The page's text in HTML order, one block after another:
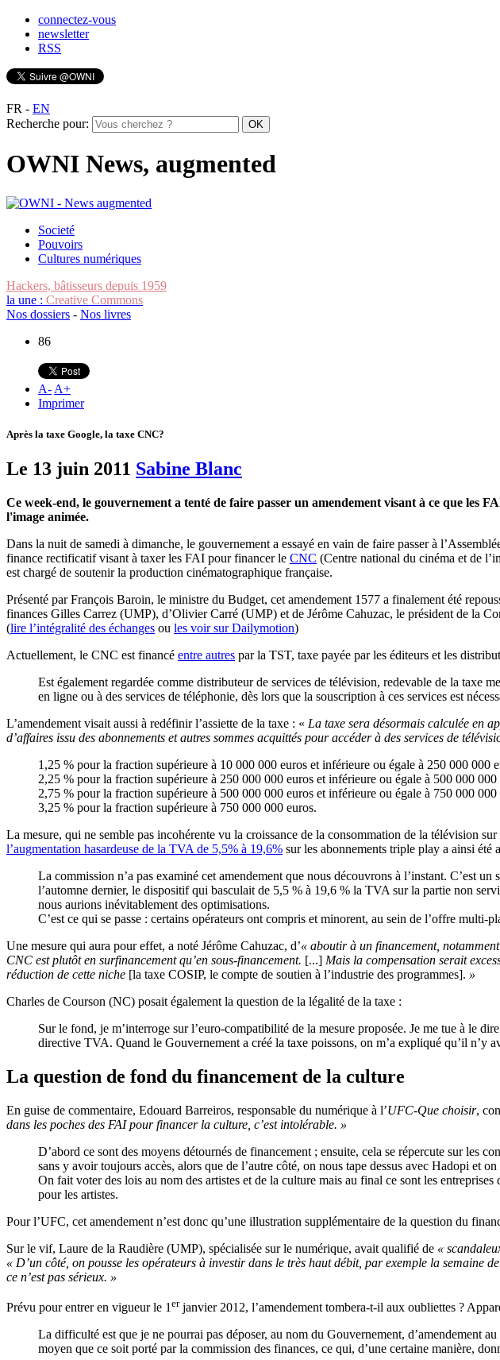
connectez-vous
newsletter
RSS
FR - EN
Recherche pour:
OWNI News, augmented
Societé
Pouvoirs
Cultures numériques
Hackers, bâtisseurs depuis 1959
la une : Creative Commons
Nos dossiers - Nos livres
86
A- A+
Imprimer
Après la taxe Google, la taxe CNC?
Le 13 juin 2011 Sabine Blanc
Ce week-end, le gouvernement a tenté de faire passer un amendement visant à ce que les
l'image animée.
Dans la nuit de samedi à dimanche, le gouvernement a essayé en vain de faire passer à
finance rectificatif visant à taxer les FAI pour financer le CNC (Centre national du cinéma et de
est chargé de soutenir la production cinématographique française.
Présenté par François Baroin, le ministre du Budget, cet amendement 1577 a finalement été
finances Gilles Carrez (UMP), d’Olivier Carré (UMP) et de Jérôme Cahuzac, le président de la
(lire l’intégralité des échanges ou les voir sur Dailymotion)
Actuellement, le CNC est financé entre autres par la TST, taxe payée par les éditeurs et les
Est également regardée comme distributeur de services de télévision, redevable de la taxe
en ligne ou à des services de téléphonie, dès lors que la souscription à ces services est
L’amendement visait aussi à redéfinir l’assiette de la taxe : « La taxe sera désormais calculée en
d’affaires issu des abonnements et autres sommes acquittés pour accéder à des services de
1,25 % pour la fraction supérieure à 10 000 000 euros et inférieure ou égale à 250 000 000
2,25 % pour la fraction supérieure à 250 000 000 euros et inférieure ou égale à 500 000 000
2,75 % pour la fraction supérieure à 500 000 000 euros et inférieure ou égale à 750 000 000
3,25 % pour la fraction supérieure à 750 000 000 euros.
La mesure, qui ne semble pas incohérente vu la croissance de la consommation de la télévision
l’augmentation hasardeuse de la TVA de 5,5% à 19,6% sur les abonnements triple play a ainsi
La commission n’a pas examiné cet amendement que nous découvrons à l’instant. C’est
l’automne dernier, le dispositif qui basculait de 5,5 % à 19,6 % la TVA sur la partie non
nous aurions inévitablement des optimisations.
C’est ce qui se passe : certains opérateurs ont compris et minorent, au sein de l’offre multi-
Une mesure qui aura pour effet, a noté Jérôme Cahuzac, d’« aboutir à un financement,
CNC est plutôt en surfinancement qu’en sous-financement. [...] Mais la compensation serait
réduction de cette niche [la taxe COSIP, le compte de soutien à l’industrie des programmes]. »
Charles de Courson (NC) posait également la question de la légalité de la taxe :
Sur le fond, je m’interroge sur l’euro-compatibilité de la mesure proposée. Je me tue à le
directive TVA. Quand le Gouvernement a créé la taxe poissons, on m’a expliqué qu’il n’y
La question de fond du financement de la culture
En guise de commentaire, Edouard Barreiros, responsable du numérique à l’UFC-Que choisir,
dans les poches des FAI pour financer la culture, c’est intolérable. »
D’abord ce sont des moyens détournés de financement ; ensuite, cela se répercute sur les
sans y avoir toujours accès, alors que de l’autre côté, on nous tape dessus avec Hadopi et
On fait voter des lois au nom des artistes et de la culture mais au final ce sont les
pour les artistes.
Pour l’UFC, cet amendement n’est donc qu’une illustration supplémentaire de la question du
Sur le vif, Laure de la Raudière (UMP), spécialisée sur le numérique, avait qualifié de «
« D’un côté, on pousse les opérateurs à investir dans le très haut débit, par exemple la semaine
ce n’est pas sérieux. »
Prévu pour entrer en vigueur le 1 erjanvier 2012, l’amendement tombera-t-il aux oubliettes ?
La difficulté est que je ne pourrai pas déposer, au nom du Gouvernement, d’amendement
moyen que ce soit porté par la commission des finances, ce qui, d’une certaine manière,